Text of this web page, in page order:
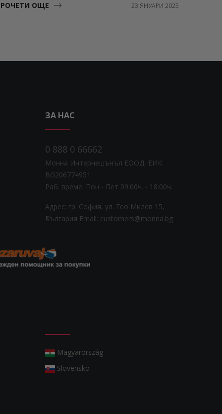
ОЩЕ 23 ЯНУАРИ 2025
ЗА НАС
0 888 0 66662
Монна Интернешънъл ЕООД, ЕИК:
BG206774951
Раб. време: Пoн - Пет 09:00ч. - 18:00ч.
Адрес: гр. София, ул. Гео Милев 15,
България Email: customers@monna.bg
Magyarország
Slovensko